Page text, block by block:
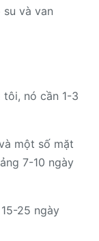
và van
tôi, nó cần 1-3
một số mặt
7-10 ngày
25 ngày